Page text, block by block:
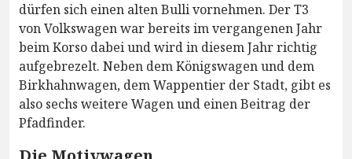
dürfen sich einen alten Bulli vornehmen. Der T3
von Volkswagen war bereits im vergangenen Jahr
beim Korso dabei und wird in diesem Jahr richtig
aufgebrezelt. Neben dem Königswagen und dem
Birkhahnwagen, dem Wappentier der Stadt, gibt es
also sechs weitere Wagen und einen Beitrag der
Pfadfinder.